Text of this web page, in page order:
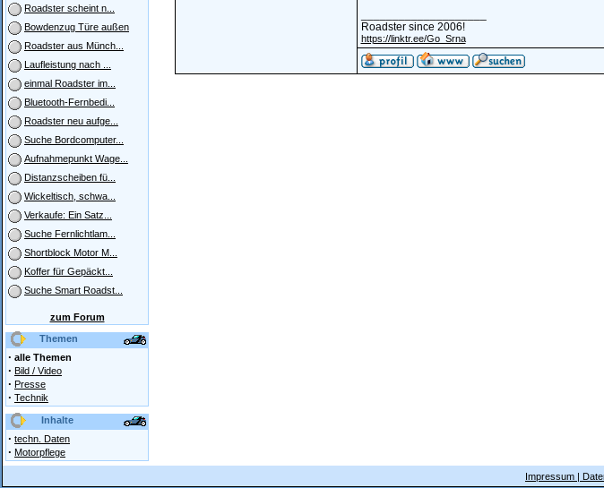
Roadster scheint n...
Bowdenzug Türe außen
Roadster aus Münch...
Laufleistung nach ...
einmal Roadster im...
Bluetooth-Fernbedi...
Roadster neu aufge...
Suche Bordcomputer...
Aufnahmepunkt Wage...
Distanzscheiben fü...
Wickeltisch, schwa...
Verkaufe: Ein Satz...
Suche Fernlichtlam...
Shortblock Motor M...
Koffer für Gepäckt...
Suche Smart Roadst...
zum Forum
Themen
· alle Themen
· Bild / Video
· Presse
· Technik
Inhalte
· techn. Daten
· Motorpflege
Roadster since 2006!
https://linktr.ee/Go_Srna
Impressum |